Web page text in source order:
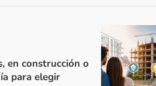
en construcción o
para elegir